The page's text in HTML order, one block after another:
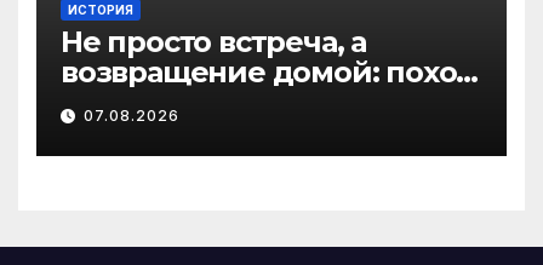
ИСТОРИЯ
Не просто встреча, а
возвращение домой: поход
на родину предков в
Виноградовском округе
07.08.2026